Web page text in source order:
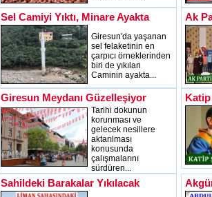
Sel Camiyi Yıktı, Minare Ayakta
Giresun'da yaşanan
sel felaketinin en
çarpıcı örneklerinden
biri de yıkılan
Caminin ayakta...
Ak
Giresun Meydanı Güzelleşiyor
Tarihi dokunun
korunması ve
gelecek nesillere
aktarılması
konusunda
çalışmalarını
sürdüren...
Sahildeki Barakalar Yıkılacak